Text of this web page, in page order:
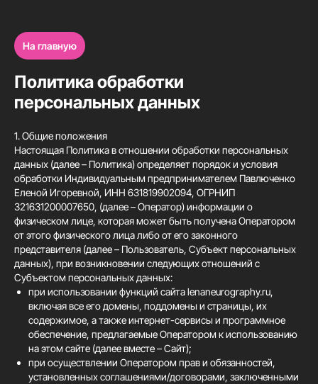
На главную
Политика обработки
персональных данных
1. Общие положения
Настоящая Политика в отношении обработки персональных
данных (далее – Политика) определяет порядок и условия
обработки Индивидуальным предпринимателем Павлюченко
Еленой Игоревной, ИНН 631819902094, ОГРНИП
321631200007650, (далее – Оператор) информации о
физическом лице, которая может быть получена Оператором
от этого физического лица либо от его законного
представителя (далее – Пользователь, Субъект персональных
данных), при возникновении следующих отношений с
Субъектом персональных данных:
при использовании функций сайта lenaneurography.ru,
включая все его домены, поддомены и страницы, их
содержимое, а также интернет-сервисы и программное
обеспечение, предлагаемые Оператором к использованию
на этом сайте (далее вместе – Сайт);
при осуществлении Оператором прав и обязанностей,
установленных соглашениями/договорами, заключенными